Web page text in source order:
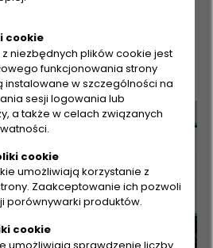
czystym domem
cookie
niezbędnych plików cookie jest
funkcjonowania strony
instalowane w szczególności na
sesji logowania lub
a także w celach związanych
cookie
umożliwiają korzystanie z
Zaakceptowanie ich pozwoli
porównywarki produktów.
cookie